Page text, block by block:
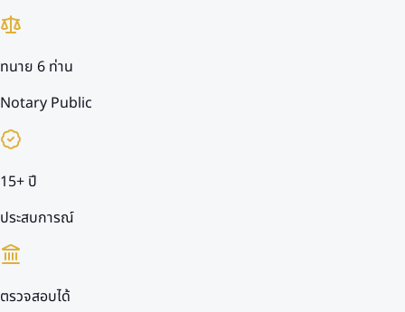
ทนาย 6 ท่าน
Notary Public
15+ ปี
ประสบการณ์
ตรวจสอบได้